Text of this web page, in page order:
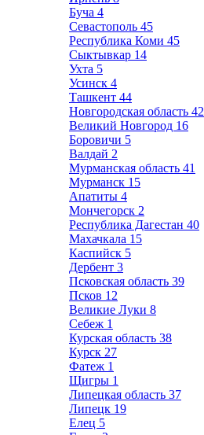
Буча 4
Севастополь 45
Республика Коми 45
Сыктывкар 14
Ухта 5
Усинск 4
Ташкент 44
Новгородская область 42
Великий Новгород 16
Боровичи 5
Валдай 2
Мурманская область 41
Мурманск 15
Апатиты 4
Мончегорск 2
Республика Дагестан 40
Махачкала 15
Каспийск 5
Дербент 3
Псковская область 39
Псков 12
Великие Луки 8
Себеж 1
Курская область 38
Курск 27
Фатеж 1
Щигры 1
Липецкая область 37
Липецк 19
Елец 5